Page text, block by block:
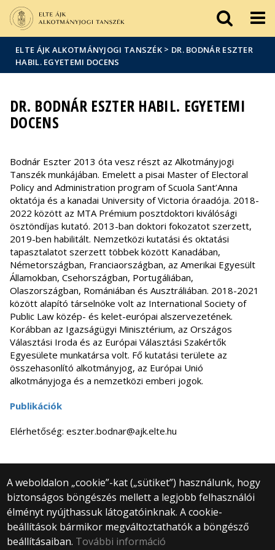
sajtóban
ELTE ÁJK ALKOTMÁNYJOGI TANSZÉK > DR. BODNÁR ESZTER
HABIL. EGYETEMI DOCENS
DR. BODNÁR ESZTER HABIL. EGYETEMI
DOCENS
Bodnár Eszter 2013 óta vesz részt az Alkotmányjogi
Tanszék munkájában. Emelett a pisai Master of Electoral
Policy and Administration program of Scuola Sant’Anna
oktatója és a kanadai University of Victoria óraadója. 2018-
2022 között az MTA Prémium posztdoktori kiválósági
ösztöndíjas kutató. 2013-ban doktori fokozatot szerzett,
2019-ben habilitált. Nemzetközi kutatási és oktatási
tapasztalatot szerzett többek között Kanadában,
Németországban, Franciaországban, az Amerikai Egyesült
Államokban, Csehországban, Portugáliában,
Olaszországban, Romániában és Ausztráliában. 2018-2021
között alapító társelnöke volt az International Society of
Public Law közép- és kelet-európai alszervezetének.
Korábban az Igazságügyi Minisztérium, az Országos
Választási Iroda és az Európai Választási Szakértők
Egyesülete munkatársa volt. Fő kutatási területe az
összehasonlító alkotmányjog, az Európai Unió
alkotmányjoga és a nemzetközi emberi jogok.
Publikációk
Elérhetőség: eszter.bodnar@ajk.elte.hu
A weboldalon „cookie”-kat („sütiket”) használunk, hogy
biztonságos böngészés mellett a legjobb felhasználói
élményt nyújthassuk látogatóinknak. A cookie-
beállítások bármikor megváltoztathatók a böngésző
beállításaiban. További információ
© 2025 Eötvös Loránd Tudományegyetem
Minden jog fenntartva.
1053 Budapest, Egyetem tér 1–3.
Központi telefonszám: +36 1 411 6500